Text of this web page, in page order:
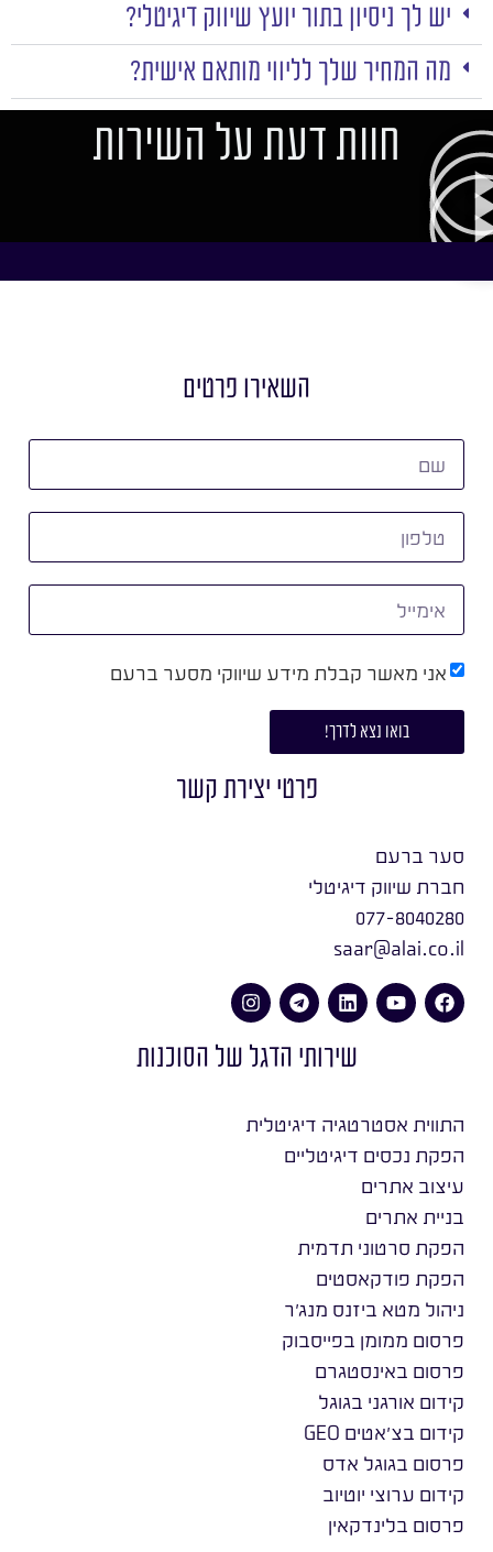
יש לך ניסיון בתור יועץ שיווק דיגיטלי?
מה המחיר שלך לליווי מותאם אישית?
חוות דעת על השירות
השאירו פרטים
אני מאשר קבלת מידע שיווקי מסער ברעם
בואו נצא לדרך!
פרטי יצירת קשר
סער ברעם
חברת שיווק דיגיטלי
077-8040280
saar@alai.co.il
שירותי הדגל של הסוכנות
התווית אסטרטגיה דיגיטלית
הפקת נכסים דיגיטליים
עיצוב אתרים
בניית אתרים
הפקת סרטוני תדמית
הפקת פודקאסטים
ניהול מטא ביזנס מנג׳ר
פרסום ממומן בפייסבוק
פרסום באינסטגרם
קידום אורגני בגוגל
קידום בצ׳אטים GEO
פרסום בגוגל אדס
קידום ערוצי יוטיוב
פרסום בלינדקאין